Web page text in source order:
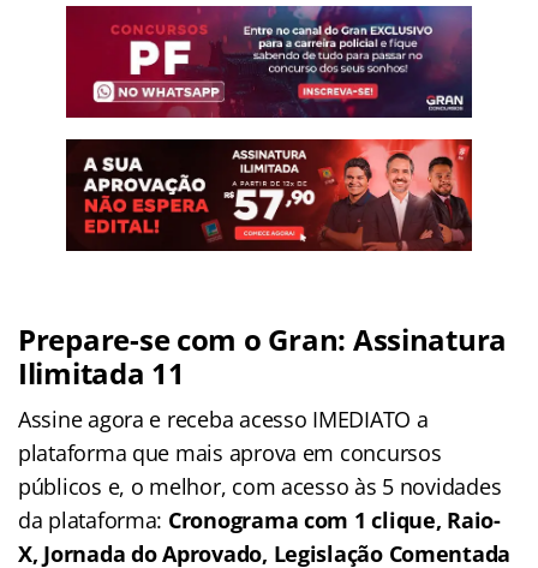
Prepare-se com o Gran: Assinatura
Ilimitada 11
Assine agora e receba acesso IMEDIATO a
plataforma que mais aprova em concursos
públicos e, o melhor, com acesso às 5 novidades
da plataforma: Cronograma com 1 clique, Raio-
X, Jornada do Aprovado, Legislação Comentada